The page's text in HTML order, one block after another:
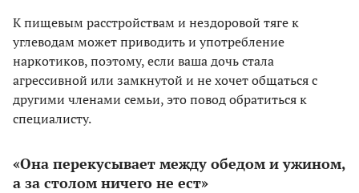
К пищевым расстройствам и нездоровой тяге к
углеводам может приводить и употребление
наркотиков, поэтому, если ваша дочь стала
агрессивной или замкнутой и не хочет общаться с
другими членами семьи, это повод обратиться к
специалисту.
«Она перекусывает между обедом и ужином,
а за столом ничего не ест»